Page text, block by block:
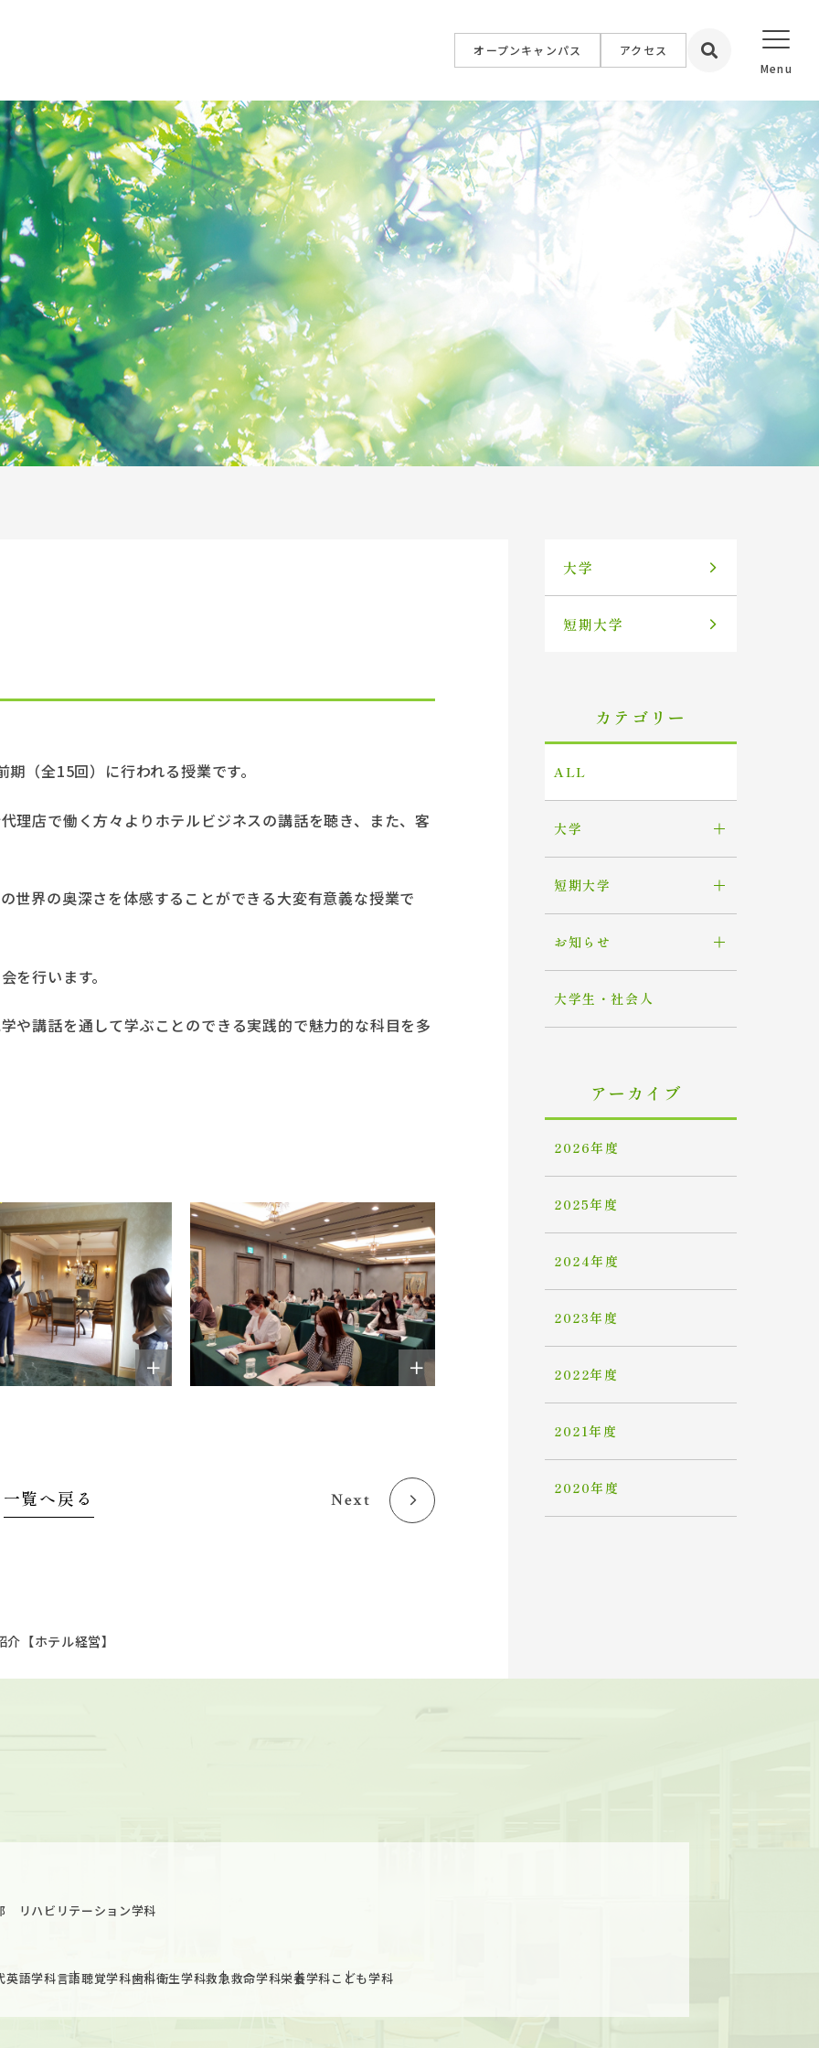
オープンキャンパス アクセス
オープンキャンパス アクセス
告
大学概要
大学概要
学長挨拶
学長エッセイ
情報公開
社会連携・公開講座
宮城県 高大連携事業
アクセス
北杜学園設置校
仙台青葉学院大学
仙台青葉学院短期大学
仙台医療福祉専門学校
仙台大原簿記情報公務員専門学校
仙台工科専門学校
仙台デザイン専門学校
（全15回）に行われる授業です。
理店で働く方々よりホテルビジネスの講話を聴き、また、客
世界の奥深さを体感することができる大変有意義な授業で
を行います。
や講話を通して学ぶことのできる実践的で魅力的な科目を多
一覧へ戻る Next
介【ホテル経営】
大学
短期大学
カテゴリー
ALL
大学
短期大学
お知らせ
大学生・社会人
アーカイブ
2026年度
2025年度
2024年度
2023年度
2022年度
2021年度
2020年度
リハビリテーション学科
英語学科言語聴覚学科歯科衛生学科救急救命学科栄養学科こども学科